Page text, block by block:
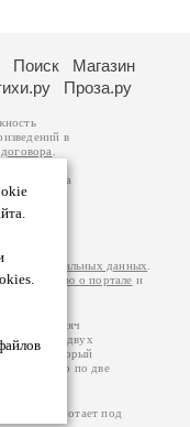
Поиск
Магазин
Проза.ру
в
авторам
возможна
за
на
персональных данных
информацию о портале и
200 тысяч
более двух
который
указано по две
работает под